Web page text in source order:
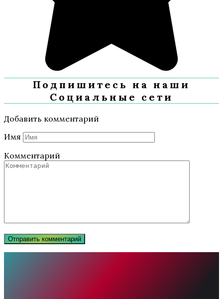
Подпишитесь на наши
Социальные сети
Добавить комментарий
Имя
Комментарий